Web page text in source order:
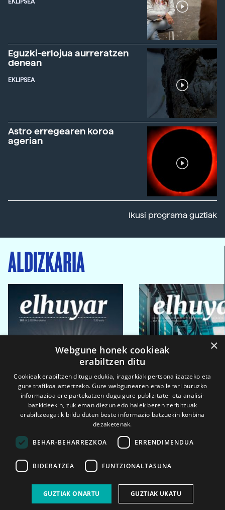
EKLIPSEA
Eguzki-erlojua aurreratzen
denean
EKLIPSEA
Astro erregearen koroa
agerian
Ikusi programa guztiak
ALDIZKARIA
2026ko eka. 1a 2026ko mar. 1a
×
Webgune honek cookieak
erabiltzen ditu
Cookieak erabiltzen ditugu edukia, iragarkiak pertsonalizatzeko eta
gure trafikoa aztertzeko. Gure webgunearen erabilerari buruzko
informazioa ere partekatzen dugu gure publizitate- eta analisi-
bazkideekin, zuk eman diezun edo haiek beren zerbitzuak
erabiltzeagatik bildu duten beste informazio batzuekin konbina
dezaketenak.
BEHAR-BEHARREZKOA ERRENDIMENDUA
BIDERATZEA FUNTZIONALTASUNA
GUZTIAK ONARTU GUZTIAK UKATU